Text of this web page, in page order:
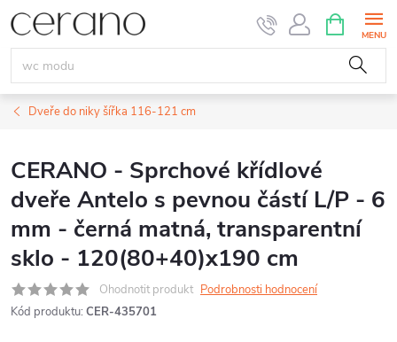
Přejít
na
obsah
NÁKUPNÍ
KOŠÍK
Dveře do niky šířka 116-121 cm
CERANO - Sprchové křídlové
dveře Antelo s pevnou částí L/P - 6
mm - černá matná, transparentní
sklo - 120(80+40)x190 cm
Ohodnotit produkt Podrobnosti hodnocení
Kód produktu: CER-435701